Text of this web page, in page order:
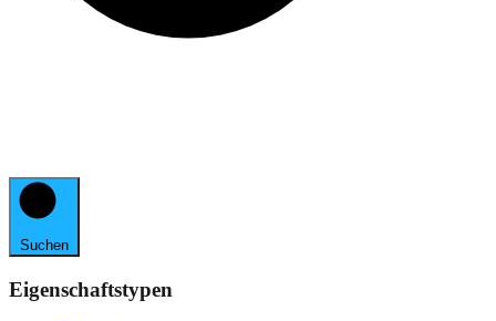
Suchen
Eigenschaftstypen